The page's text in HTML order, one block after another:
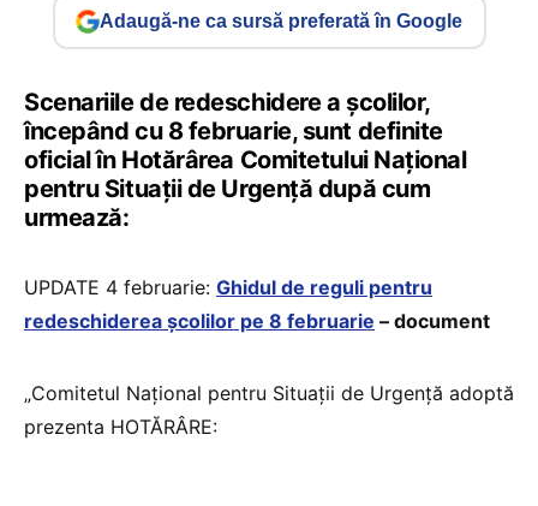
Adaugă-ne ca sursă preferată în Google
Scenariile de redeschidere a școlilor,
începând cu 8 februarie, sunt definite
oficial în Hotărârea Comitetului Național
pentru Situații de Urgență după cum
urmează:
UPDATE 4 februarie: Ghidul de reguli pentru
redeschiderea școlilor pe 8 februarie – document
„Comitetul Național pentru Situații de Urgență adoptă
prezenta HOTĂRÂRE: